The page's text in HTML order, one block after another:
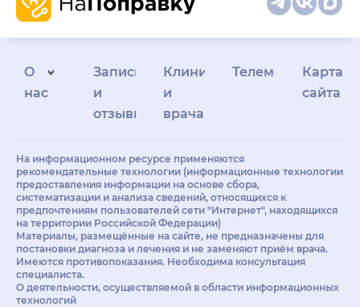
О
нас
Запись
и
отзывы
Клиникам
и
врачам
Телемедицина
Карта
сайта
На информационном ресурсе применяются
рекомендательные технологии (информационные технологии
предоставления информации на основе сбора,
систематизации и анализа сведений, относящихся к
предпочтениям пользователей сети "Интернет", находящихся
на территории Российской Федерации)
Материалы, размещённые на сайте, не предназначены для
постановки диагноза и лечения и не заменяют приём врача.
Имеются противопоказания. Необходима консультация
специалиста.
О деятельности, осуществляемой в области информационных
технологий